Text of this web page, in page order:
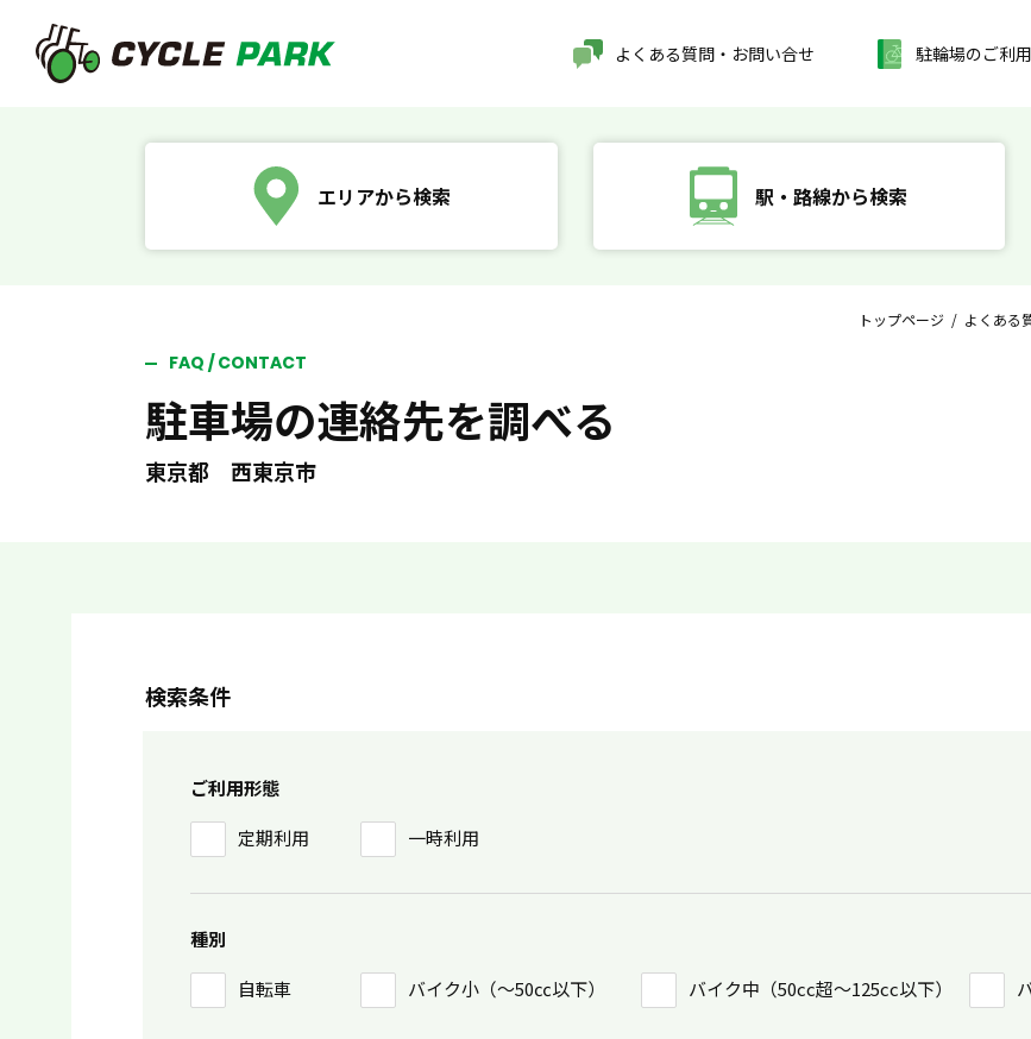
よくある質問・お問い合せ 駐輪場のご利
エリアから検索 駅・路線から検索
トップページ / よくある
FAQ / CONTACT
駐車場の連絡先を調べる
東京都 西東京市
検索条件
ご利用形態
定期利用
一時利用
種別
自転車
バイク小（〜50㏄以下） バイク中（50cc超〜125cc以下）